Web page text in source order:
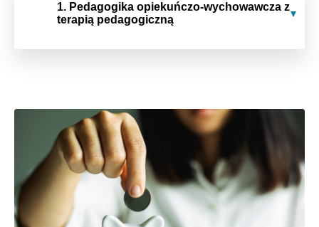
1. Pedagogika opiekuńczo-wychowawcza z
terapią pedagogiczną